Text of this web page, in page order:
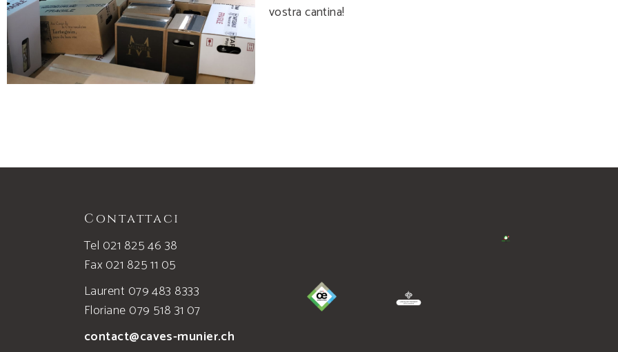
vostra cantina!
Contattaci
Tel 021 825 46 38
Fax 021 825 11 05
Laurent 079 483 8333
Floriane 079 518 31 07
contact@caves-munier.ch